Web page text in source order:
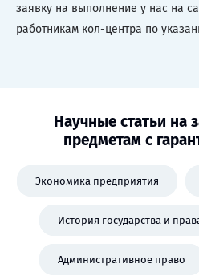
заявку на выполнение у нас на
работникам кол-центра по
Научные статьи на
предметам с
Экономика предприятия
История государства и
Административное право